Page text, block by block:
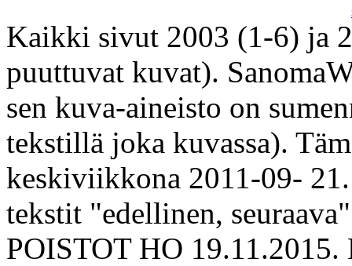
Kaikki sivut 2003 (1-6) ja
puuttuvat kuvat).
sen kuva-aineisto on
tekstillä joka kuvassa).
keskiviikkona 2011-09-
tekstit "edellinen,
POISTOT HO